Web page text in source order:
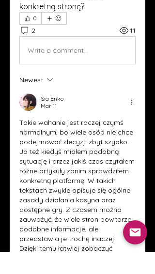
konkretną stronę?
0
2 11
Write a comment...
Newest
Sia Enko
Mar 11
Takie wahanie jest raczej czymś
normalnym, bo wiele osób nie chce
podejmować decyzji zbyt szybko.
Ja też kiedyś miałem podobną
sytuację i przez jakiś czas czytałem
różne artykuły zanim sprawdziłem
konkretną platformę. W takich
tekstach zwykle opisuje się ogólne
zasady działania kasyna oraz
dostępne gry. Z czasem można
zauważyć, że wiele stron powtarza
podobne informacje, ale
przedstawia je trochę inaczej.
Dzięki temu łatwiej zobaczyć